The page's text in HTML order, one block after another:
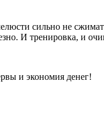
сильно не
И тренировка, и
и экономия денег!